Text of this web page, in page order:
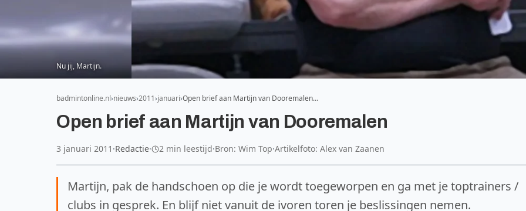
Nu jij, Martijn.
badmintonline.nl nieuws 2011 januari Open brief aan Martijn van Dooremalen…
Open brief aan Martijn van Dooremalen
3 januari 2011 ·Redactie· 2 min leestijd·Bron: Wim Top·Artikelfoto: Alex van Zaanen
Martijn, pak de handschoen op die je wordt toegeworpen en ga met je toptrainers /
clubs in gesprek. En blijf niet vanuit de ivoren toren je beslissingen nemen.